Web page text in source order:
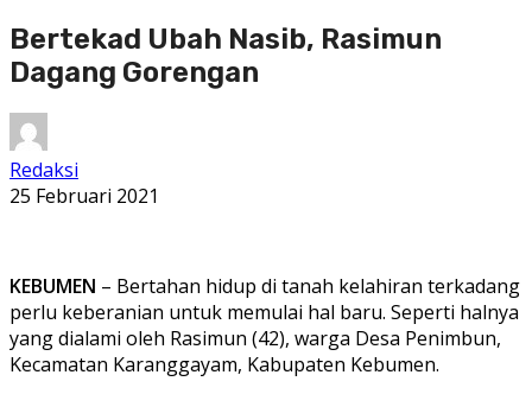
Bertekad Ubah Nasib, Rasimun
Dagang Gorengan
Redaksi
25 Februari 2021
KEBUMEN – Bertahan hidup di tanah kelahiran terkadang
perlu keberanian untuk memulai hal baru. Seperti halnya
yang dialami oleh Rasimun (42), warga Desa Penimbun,
Kecamatan Karanggayam, Kabupaten Kebumen.